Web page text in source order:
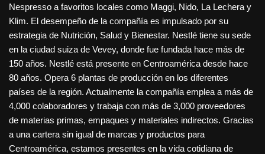
Nespresso a favoritos locales como Maggi, Nido, La Lechera y
Klim. El desempeño de la compañía es impulsado por su
estrategia de Nutrición, Salud y Bienestar. Nestlé tiene su sede
en la ciudad suiza de Vevey, donde fue fundada hace más de
150 años. Nestlé está presente en Centroamérica desde hace
80 años. Opera 6 plantas de producción en los diferentes
países de la región. Actualmente la compañía emplea a más de
4,000 colaboradores y trabaja con más de 3,000 proveedores
de materias primas, empaques y materiales indirectos. Gracias
a una cartera sin igual de marcas y productos para
Centroamérica, estamos presentes en la vida cotidiana de